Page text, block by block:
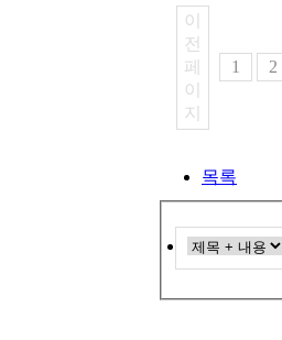
이
전
페
이
지
1 2
목록